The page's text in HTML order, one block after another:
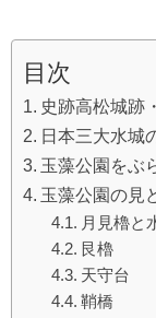
目次
史跡高松城跡
日本三大水城
玉藻公園をぶ
玉藻公園の見
月見櫓と
艮櫓
天守台
鞘橋